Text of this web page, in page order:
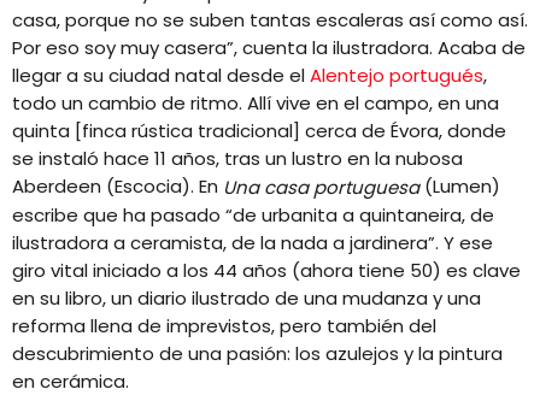
casa, porque no se suben tantas escaleras así como así.
Por eso soy muy casera”, cuenta la ilustradora. Acaba de
llegar a su ciudad natal desde elAlentejo portugués,
todo un cambio de ritmo. Allí vive en el campo, en una
quinta [finca rústica tradicional] cerca de Évora, donde
se instaló hace 11 años, tras un lustro en la nubosa
Aberdeen (Escocia). En Una casa portuguesa(Lumen)
escribe que ha pasado “de urbanita a quintaneira, de
ilustradora a ceramista, de la nada a jardinera”. Y ese
giro vital iniciado a los 44 años (ahora tiene 50) es clave
en su libro, un diario ilustrado de una mudanza y una
reforma llena de imprevistos, pero también del
descubrimiento de una pasión: los azulejos y la pintura
en cerámica.